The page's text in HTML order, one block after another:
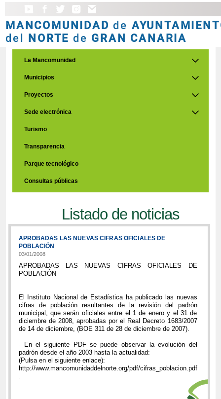
MANCOMUNIDAD de
del NORTE de GRAN CANARIA
La Mancomunidad
Municipios
Proyectos
Sede electrónica
Turismo
Transparencia
Parque tecnológico
Consultas públicas
Listado de noticias
APROBADAS LAS NUEVAS CIFRAS OFICIALES DE
POBLACIÓN
03/01/2008
APROBADAS LAS NUEVAS CIFRAS OFICIALES DE
POBLACIÓN
El Instituto Nacional de Estadística ha publicado las nuevas
cifras de población resultantes de la revisión del padrón
municipal, que serán oficiales entre el 1 de enero y el 31 de
diciembre de 2008, aprobadas por el Real Decreto 1683/2007
de 14 de diciembre, (BOE 311 de 28 de diciembre de 2007).
- En el siguiente PDF se puede observar la evolución del
padrón desde el año 2003 hasta la actualidad:
(Pulsa en el siguiente enlace):
http://www.mancomunidaddelnorte.org/pdf/cifras_poblacion.pdf
.